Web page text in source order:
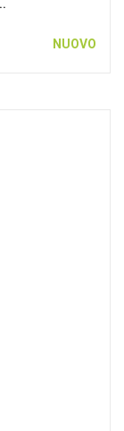
NUOVO